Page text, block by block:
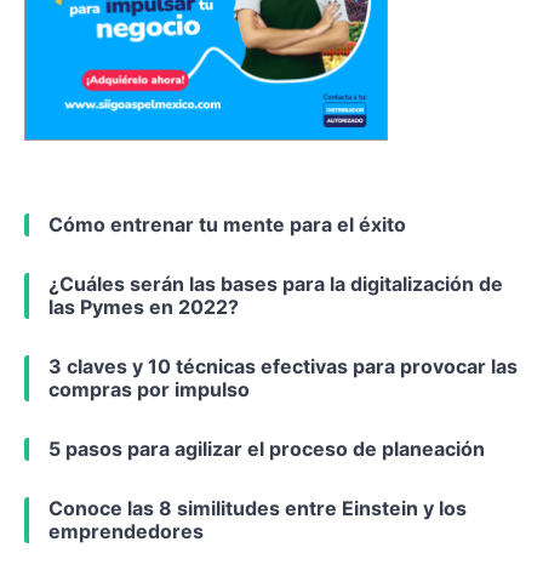
Cómo entrenar tu mente para el éxito
¿Cuáles serán las bases para la digitalización de
las Pymes en 2022?
3 claves y 10 técnicas efectivas para provocar las
compras por impulso
5 pasos para agilizar el proceso de planeación
Conoce las 8 similitudes entre Einstein y los
emprendedores